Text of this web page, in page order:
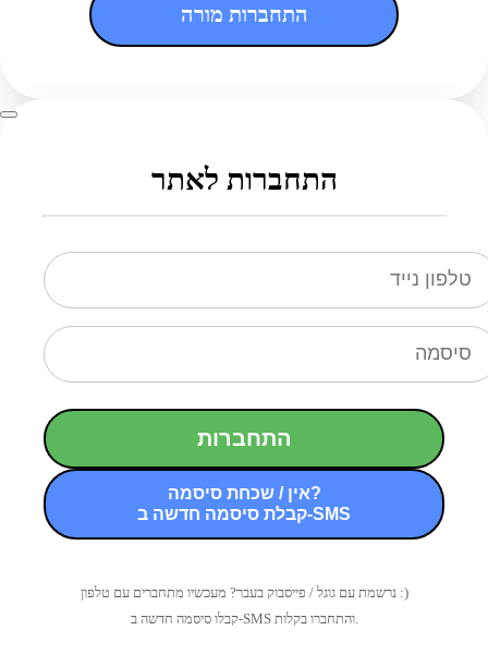
התחברות מורה
התחברות לאתר
התחברות
אין / שכחת סיסמה?
קבלת סיסמה חדשה ב-SMS
נרשמת עם גוגל / פייסבוק בעבר? מעכשיו מתחברים עם טלפון :)
קבלו סיסמה חדשה ב-SMS והתחברו בקלות.